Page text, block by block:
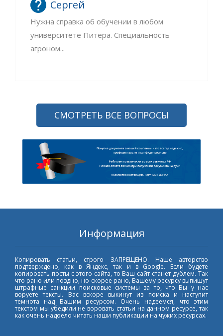
Сергей
Нужна справка об обучении в любом
университете Питера. Специальность
агроном...
СМОТРЕТЬ ВСЕ ВОПРОСЫ
Информация
Копировать статьи, строго ЗАПРЕЩЕНО. Наше авторство
подтверждено, как в Яндекс, так и в Google. Если будете
копировать посты с этого сайта, то Ваш сайт станет дублем. Так
что рано или поздно, но скорее рано, Вашему ресурсу выпишут
штрафные санкции поисковые системы за то, что Вы у нас
воруете тексты. Вас вскоре выкинут из поиска и наступит
темнота над Вашим ресурсом. Очень надеемся, что этим
текстом мы убедили не воровать статьи на данном ресурсе, так
как очень надоело читать наши публикации на чужих ресурсах.